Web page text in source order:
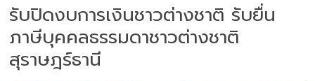
รับปิดงบการเงินชาวต่างชาติ รับยื่น
ภาษีบุคคลธรรมดาชาวต่างชาติ
สุราษฎร์ธานี